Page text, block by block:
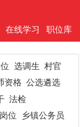
在线学习 职位库
选调生
村官
资格 公选遴选
法检
位
乡镇公务员